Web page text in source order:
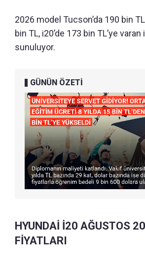
2026 model Tucson’da 190 bin
bin TL, i20’de 173 bin TL’ye varan
sunuluyor.
GÜNÜN ÖZETİ
HYUNDAİ İ20 AĞUSTOS
FİYATLARI